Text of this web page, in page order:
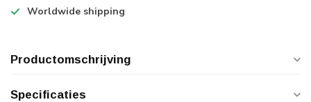
Worldwide shipping
Productomschrijving
Specificaties